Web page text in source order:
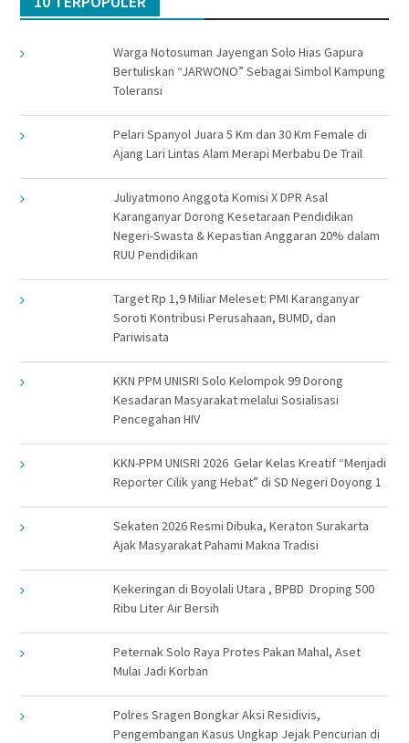
Warga Notosuman Jayengan Solo Hias Gapura
Bertuliskan “JARWONO” Sebagai Simbol Kampung
Toleransi
Pelari Spanyol Juara 5 Km dan 30 Km Female di
Ajang Lari Lintas Alam Merapi Merbabu De Trail
Juliyatmono Anggota Komisi X DPR Asal
Karanganyar Dorong Kesetaraan Pendidikan
Negeri-Swasta & Kepastian Anggaran 20% dalam
RUU Pendidikan
Target Rp 1,9 Miliar Meleset: PMI Karanganyar
Soroti Kontribusi Perusahaan, BUMD, dan
Pariwisata
KKN PPM UNISRI Solo Kelompok 99 Dorong
Kesadaran Masyarakat melalui Sosialisasi
Pencegahan HIV
KKN-PPM UNISRI 2026 Gelar Kelas Kreatif “Menjadi
Reporter Cilik yang Hebat” di SD Negeri Doyong 1
Sekaten 2026 Resmi Dibuka, Keraton Surakarta
Ajak Masyarakat Pahami Makna Tradisi
Kekeringan di Boyolali Utara , BPBD Droping 500
Ribu Liter Air Bersih
Peternak Solo Raya Protes Pakan Mahal, Aset
Mulai Jadi Korban
Polres Sragen Bongkar Aksi Residivis,
Pengembangan Kasus Ungkap Jejak Pencurian di